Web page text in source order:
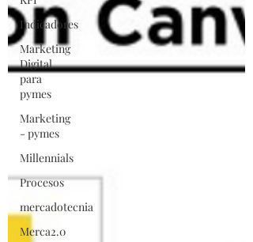
Indicadores
Marketing
Digital
para
pymes
Marketing
- pymes
Millennials
Procesos
mercadotecnia
Merca2.0